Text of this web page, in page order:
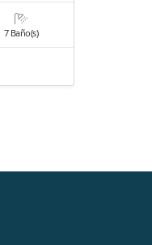
7 Baño(s)